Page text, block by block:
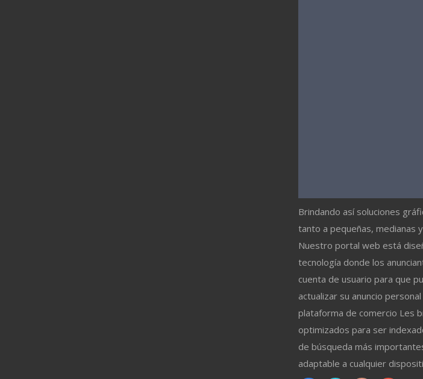
Brindando así soluciones
tanto a pequeñas, medianas
Nuestro portal web está
tecnología donde los
cuenta de usuario para que
actualizar su anuncio
plataforma de comercio Les
optimizados para ser
de búsqueda más
adaptable a cualquier